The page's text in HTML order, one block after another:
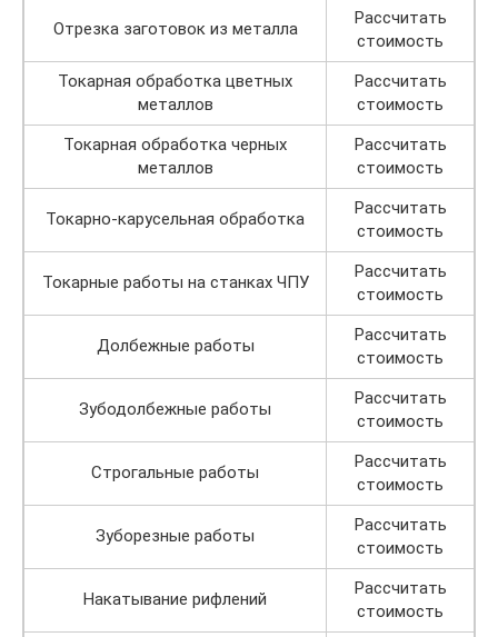
Отрезка заготовок из металла
Рассчитать
стоимость
Токарная обработка цветных
металлов
Рассчитать
стоимость
Токарная обработка черных
металлов
Рассчитать
стоимость
Токарно-карусельная обработка
Рассчитать
стоимость
Токарные работы на станках ЧПУ
Рассчитать
стоимость
Долбежные работы
Рассчитать
стоимость
Зубодолбежные работы
Рассчитать
стоимость
Строгальные работы
Рассчитать
стоимость
Зуборезные работы
Рассчитать
стоимость
Накатывание рифлений
Рассчитать
стоимость